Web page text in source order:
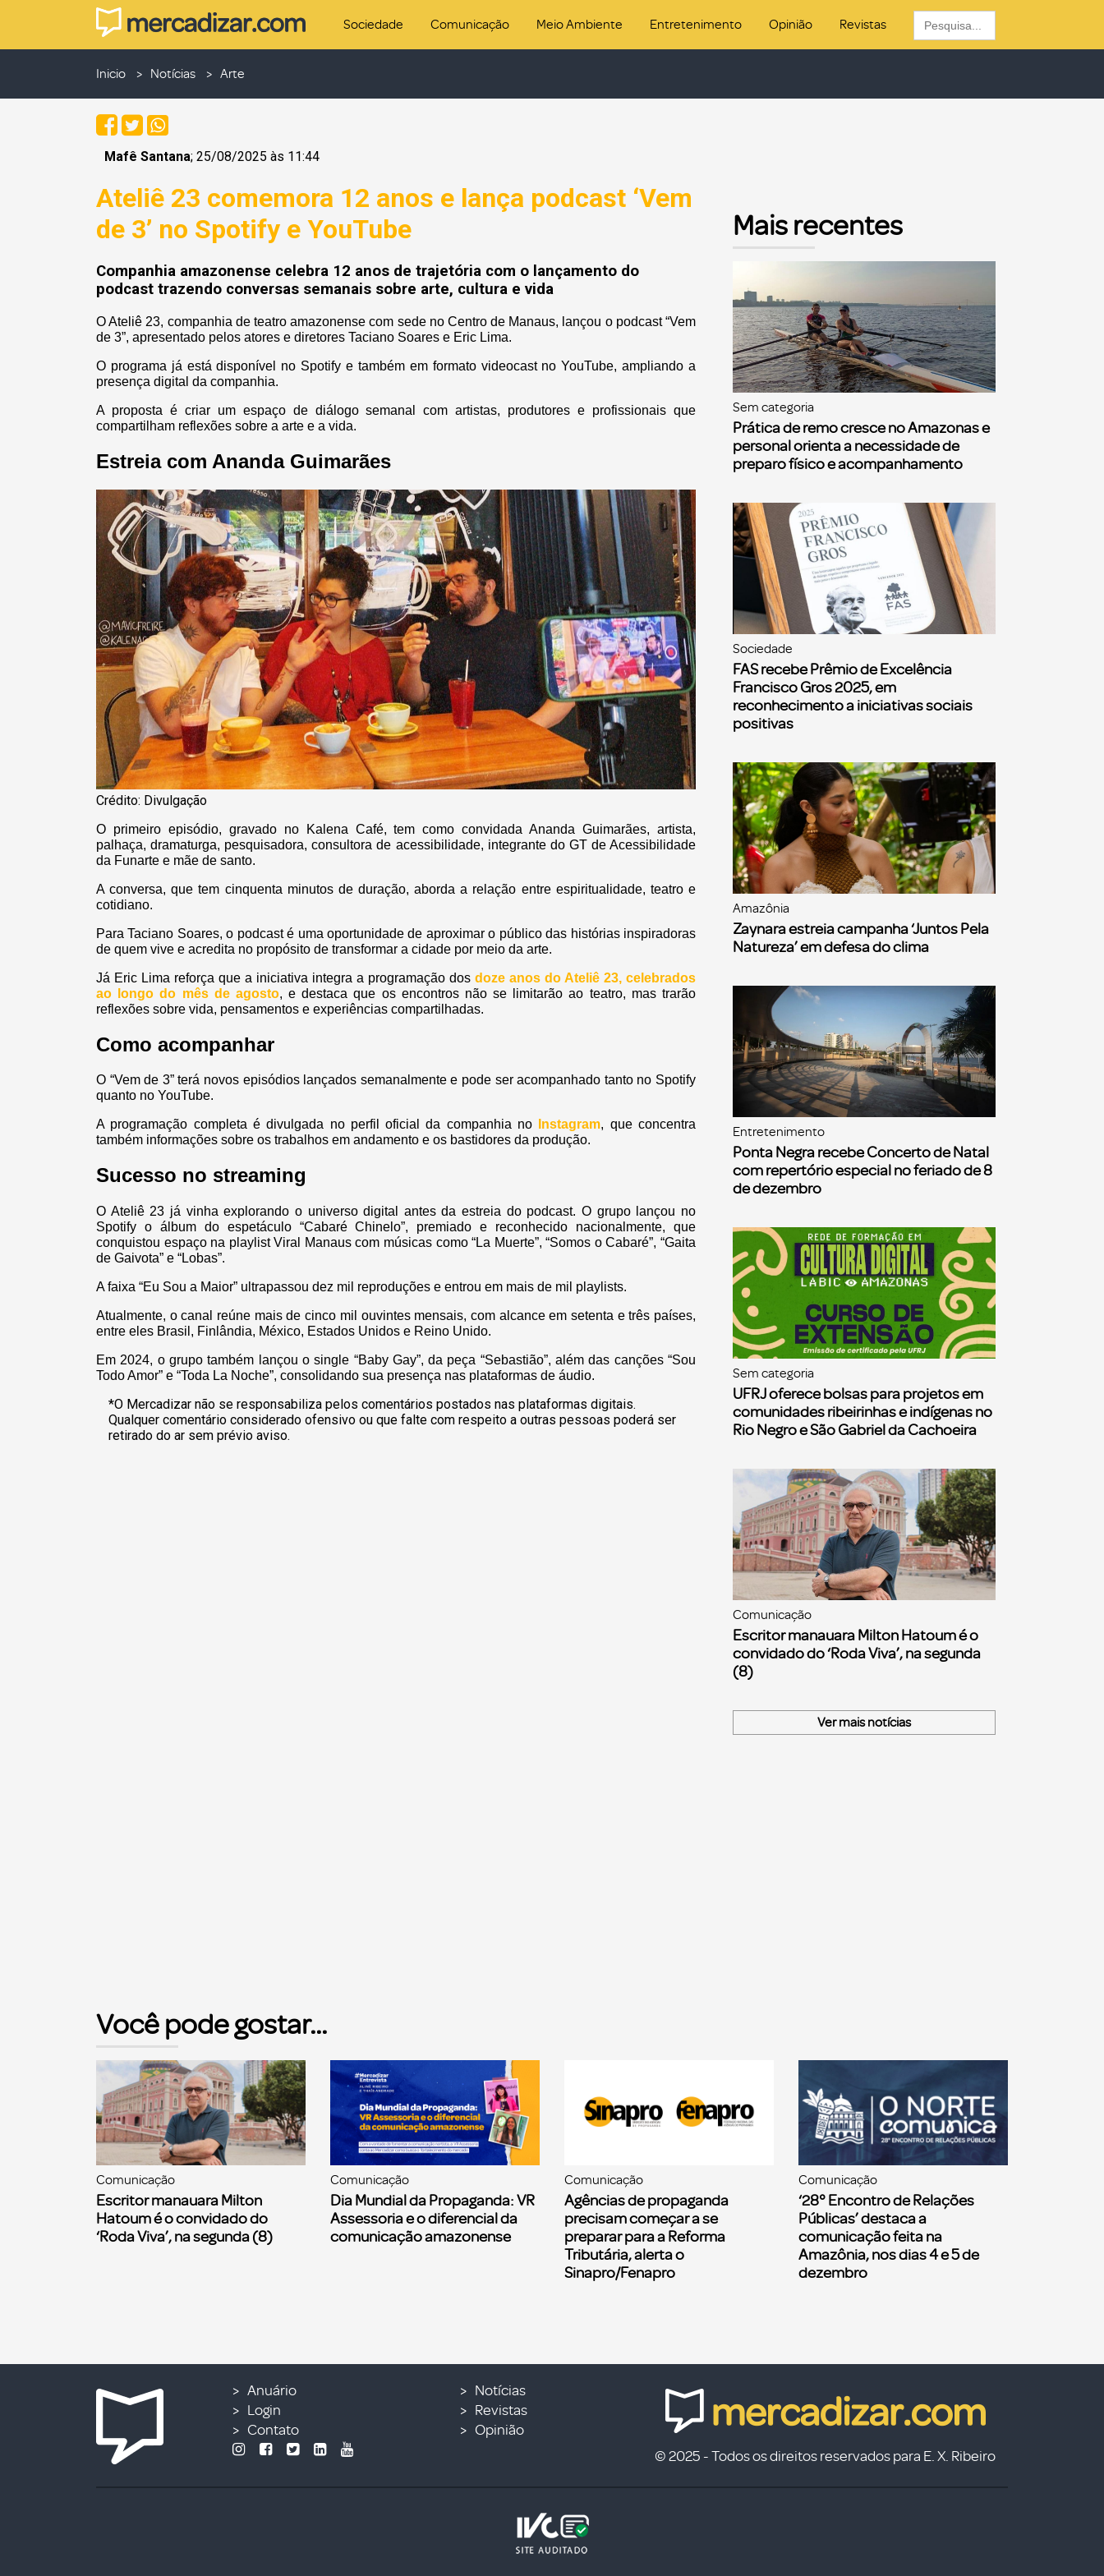
Sociedade Comunicação Meio Ambiente Entretenimento Opinião Revistas
Search
for:
Inicio Notícias Arte
Mafê Santana; 25/08/2025 às 11:44
Ateliê 23 comemora 12 anos e lança podcast ‘Vem
de 3’ no Spotify e YouTube
Companhia amazonense celebra 12 anos de trajetória com o lançamento do
podcast trazendo conversas semanais sobre arte, cultura e vida
O Ateliê 23, companhia de teatro amazonense com sede no Centro de Manaus, lançou o podcast “Vem
de 3”, apresentado pelos atores e diretores Taciano Soares e Eric Lima.
O programa já está disponível no Spotify e também em formato videocast no YouTube, ampliando a
presença digital da companhia.
A proposta é criar um espaço de diálogo semanal com artistas, produtores e profissionais que
compartilham reflexões sobre a arte e a vida.
Estreia com Ananda Guimarães
Crédito: Divulgação
O primeiro episódio, gravado no Kalena Café, tem como convidada Ananda Guimarães, artista,
palhaça, dramaturga, pesquisadora, consultora de acessibilidade, integrante do GT de Acessibilidade
da Funarte e mãe de santo.
A conversa, que tem cinquenta minutos de duração, aborda a relação entre espiritualidade, teatro e
cotidiano.
Para Taciano Soares, o podcast é uma oportunidade de aproximar o público das histórias inspiradoras
de quem vive e acredita no propósito de transformar a cidade por meio da arte.
Já Eric Lima reforça que a iniciativa integra a programação dos doze anos do Ateliê 23, celebrados
ao longo do mês de agosto, e destaca que os encontros não se limitarão ao teatro, mas trarão
reflexões sobre vida, pensamentos e experiências compartilhadas.
Como acompanhar
O “Vem de 3” terá novos episódios lançados semanalmente e pode ser acompanhado tanto no Spotify
quanto no YouTube.
A programação completa é divulgada no perfil oficial da companhia no Instagram, que concentra
também informações sobre os trabalhos em andamento e os bastidores da produção.
Sucesso no streaming
O Ateliê 23 já vinha explorando o universo digital antes da estreia do podcast. O grupo lançou no
Spotify o álbum do espetáculo “Cabaré Chinelo”, premiado e reconhecido nacionalmente, que
conquistou espaço na playlist Viral Manaus com músicas como “La Muerte”, “Somos o Cabaré”, “Gaita
de Gaivota” e “Lobas”.
A faixa “Eu Sou a Maior” ultrapassou dez mil reproduções e entrou em mais de mil playlists.
Atualmente, o canal reúne mais de cinco mil ouvintes mensais, com alcance em setenta e três países,
entre eles Brasil, Finlândia, México, Estados Unidos e Reino Unido.
Em 2024, o grupo também lançou o single “Baby Gay”, da peça “Sebastião”, além das canções “Sou
Todo Amor” e “Toda La Noche”, consolidando sua presença nas plataformas de áudio.
*O Mercadizar não se responsabiliza pelos comentários postados nas plataformas digitais.
Qualquer comentário considerado ofensivo ou que falte com respeito a outras pessoas poderá ser
retirado do ar sem prévio aviso.
Mais recentes
Sem categoria
Prática de remo cresce no Amazonas e
personal orienta a necessidade de
preparo físico e acompanhamento
Sociedade
FAS recebe Prêmio de Excelência
Francisco Gros 2025, em
reconhecimento a iniciativas sociais
positivas
Amazônia
Zaynara estreia campanha ‘Juntos Pela
Natureza’ em defesa do clima
Entretenimento
Ponta Negra recebe Concerto de Natal
com repertório especial no feriado de 8
de dezembro
Sem categoria
UFRJ oferece bolsas para projetos em
comunidades ribeirinhas e indígenas no
Rio Negro e São Gabriel da Cachoeira
Comunicação
Escritor manauara Milton Hatoum é o
convidado do ‘Roda Viva’, na segunda
(8)
Ver mais notícias
Você pode gostar...
Comunicação
Escritor manauara Milton
Hatoum é o convidado do
‘Roda Viva’, na segunda (8)
Comunicação
Dia Mundial da Propaganda: VR
Assessoria e o diferencial da
comunicação amazonense
Comunicação
Agências de propaganda
precisam começar a se
preparar para a Reforma
Tributária, alerta o
Sinapro/Fenapro
Comunicação
‘28° Encontro de Relações
Públicas’ destaca a
comunicação feita na
Amazônia, nos dias 4 e 5 de
dezembro
Anuário
Login
Contato
Notícias
Revistas
Opinião
© 2025 - Todos os direitos reservados para E. X. Ribeiro